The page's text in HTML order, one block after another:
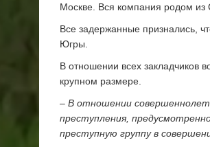
Москве. Вся компания родом из
Все задержанные признались,
Югры.
В отношении всех закладчиков
крупном размере.
– В отношении
преступления,
преступную группу в